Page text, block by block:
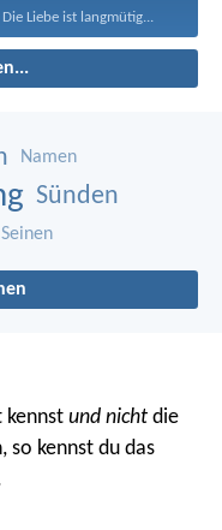
Die Liebe ist langmütig...
Namen
Sünden
Seinen
kennst und nicht die
so kennst du das